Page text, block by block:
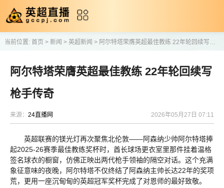
当前位置: 首页 > 新闻 > 英超新闻 > 阿尔特塔荣膺英超最佳教练 22年轮回续写枪手传奇
阿尔特塔荣膺英超最佳教练 22年轮回续写
枪手传奇
来源： 24直播网 2026年05月27日 07:11
英超联赛的镁光灯再次聚焦北伦敦——阿森纳少帅阿尔特塔捧
起2025-26赛季最佳教练奖杯时，酋长球场更衣室里那件挂着温格
签名球衣的橱窗，仿佛正映出两代枪手领袖的隔空对话。这个充满
象征意味的夜晚，阿尔特塔不仅终结了阿森纳主帅长达22年的奖项
荒，更用一座沉甸甸的英超冠军奖杯完成了对恩师的最好致敬。